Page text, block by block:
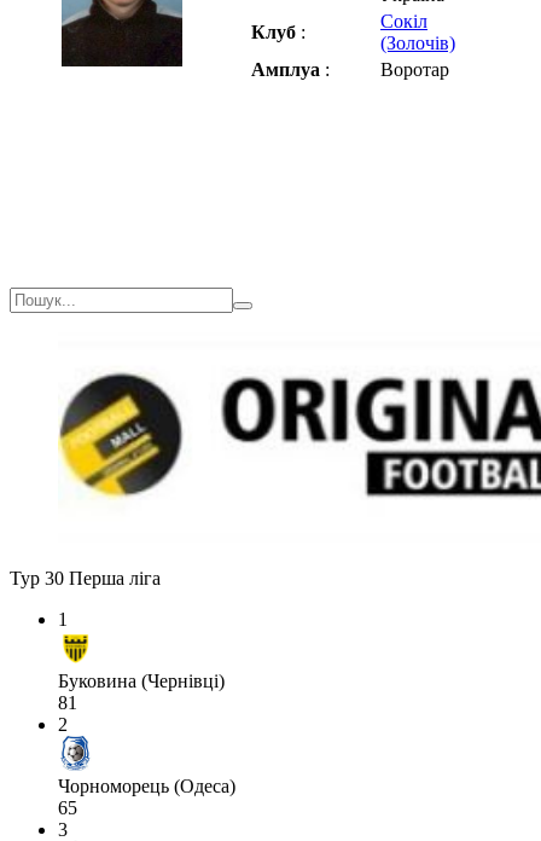
Клуб :
Сокіл
(Золочів)
Амплуа : Воротар
Тур 30 Перша ліга
1
Буковина (Чернівці)
81
2
Чорноморець (Одеса)
65
3